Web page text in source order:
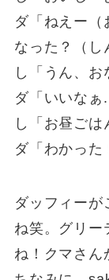
ダ「ねえー（
なった？（し
し「うん、お
ダ「いいなぁ
し「お昼ごは
ダ「わかった
ダッフィーが
ね笑。グリー
ね！クマさん